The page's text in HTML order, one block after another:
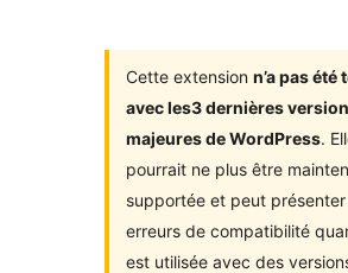
Cette extension n’a pas été
avec les3 dernières
majeures de WordPress.
pourrait ne plus être
supportée et peut
erreurs de compatibilité
est utilisée avec des